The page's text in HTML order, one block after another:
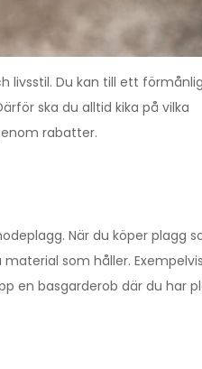
livsstil. Du kan till ett
ska du alltid kika på vilka
rabatter.
När du köper plagg
som håller.
en basgarderob där du har